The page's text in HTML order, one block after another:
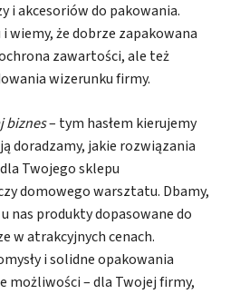
i akcesoriów do pakowania.
wiemy, że dobrze zapakowana
zawartości, ale też
wizerunku firmy.
biznes– tym hasłem kierujemy
doradzamy, jakie rozwiązania
Twojego sklepu
domowego warsztatu. Dbamy,
nas produkty dopasowane do
w atrakcyjnych cenach.
i solidne opakowania
możliwości – dla Twojej firmy,